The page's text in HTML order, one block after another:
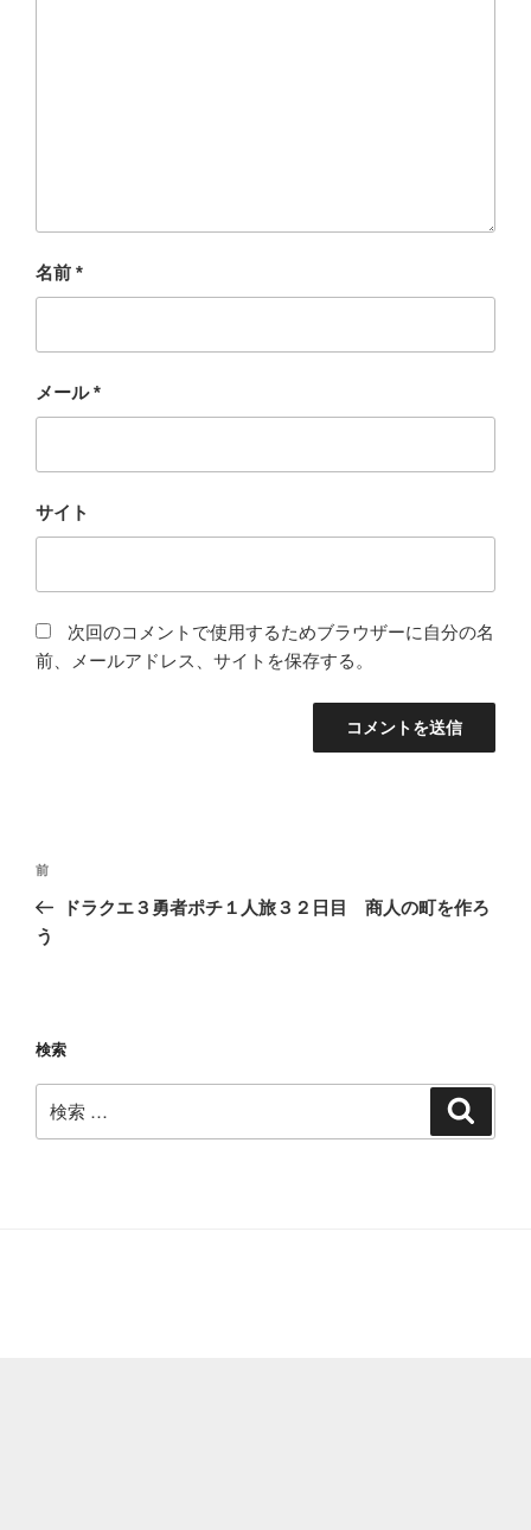
名前 *
メール*
サイト
次回のコメントで使用するためブラウザーに自分の名
前、メールアドレス、サイトを保存する。
投
ナ
シ
ョ
ン
過
去
の
前
ドラクエ３勇者ポチ１人旅３２日目 商人の町を作ろ
う
検索
索: